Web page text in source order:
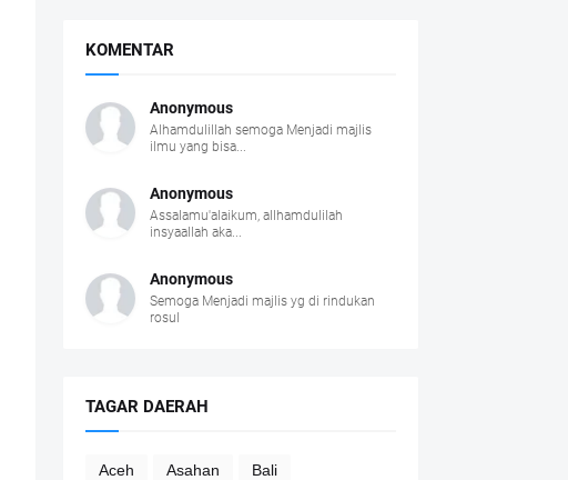
KOMENTAR
Anonymous
Alhamdulillah semoga Menjadi majlis
ilmu yang bisa...
Anonymous
Assalamu'alaikum, allhamdulilah
insyaallah aka...
Anonymous
Semoga Menjadi majlis yg di rindukan
rosul
TAGAR DAERAH
Aceh Asahan Bali